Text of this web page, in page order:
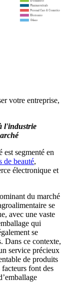
votre entreprise,
l'industrie
segmenté en
de beauté,
électronique et
du marché
se
avec une vaste
qui
se
Dans ce contexte,
service précieux
de produits
font des